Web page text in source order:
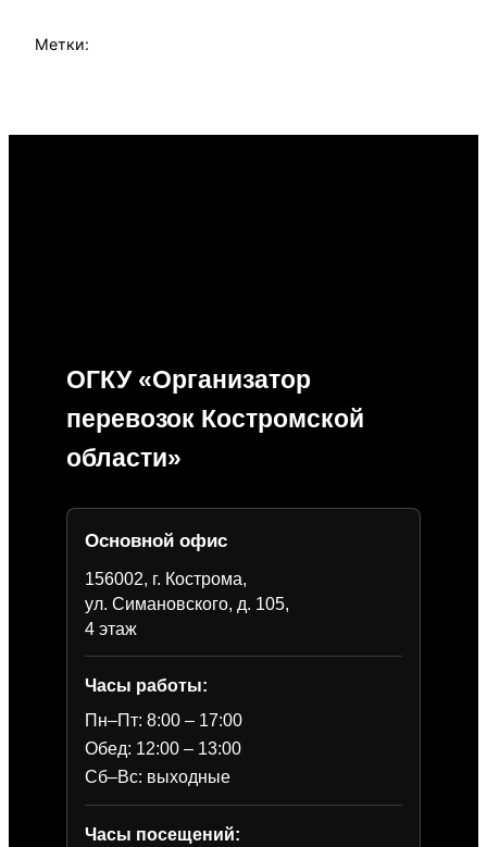
Метки:
ОГКУ «Организатор
перевозок Костромской
области»
Основной офис
156002, г. Кострома,
ул. Симановского, д. 105,
4 этаж
Часы работы:
Пн–Пт: 8:00 – 17:00
Обед: 12:00 – 13:00
Сб–Вс: выходные
Часы посещений: